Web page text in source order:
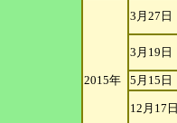
2015年
3月27日
3月19日
5月15日
12月17日